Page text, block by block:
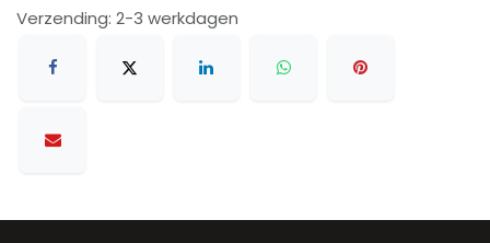
Verzending: 2-3 werkdagen